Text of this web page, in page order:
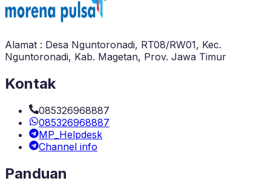
Alamat : Desa Nguntoronadi, RT08/RW01, Kec.
Nguntoronadi, Kab. Magetan, Prov. Jawa Timur
Kontak
085326968887
085326968887
MP_Helpdesk
Channel info
Panduan